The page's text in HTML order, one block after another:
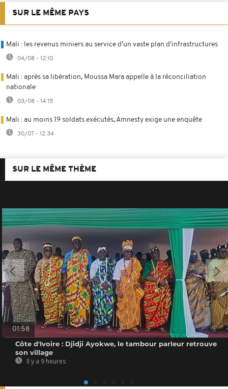
SUR LE MÊME PAYS
Mali : les revenus miniers au service d'un vaste plan d'infrastructures
04/08 - 12:10
Mali : après sa libération, Moussa Mara appelle à la réconciliation
nationale
03/08 - 14:15
Mali : au moins 19 soldats exécutés, Amnesty exige une enquête
30/07 - 12:34
SUR LE MÊME THÈME
01:58
Côte d'Ivoire : Djidji Ayokwe, le tambour parleur retrouve
son village
Il y a 9 heures